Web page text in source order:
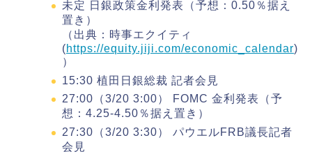
未定 日銀政策金利発表（予想：0.50％据え
置き）
（出典：時事エクイティ
(https://equity.jiji.com/economic_calendar)
）
15:30 植田日銀総裁 記者会見
27:00（3/20 3:00） FOMC 金利発表（予
想：4.25-4.50％据え置き）
27:30（3/20 3:30） パウエルFRB議長記者
会見